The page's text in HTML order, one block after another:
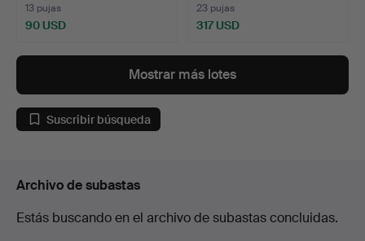
13 pujas
90 USD
23 pujas
317 USD
Mostrar más lotes
Suscribir búsqueda
Archivo de subastas
Estás buscando en el archivo de subastas concluidas.